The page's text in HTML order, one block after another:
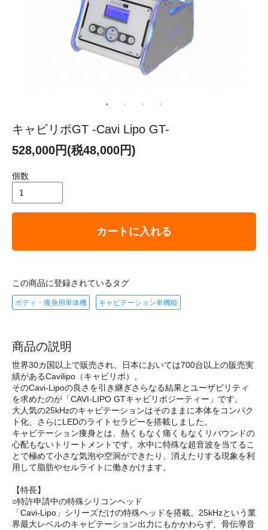
キャビリポGT -Cavi Lipo GT-
528,000円(税48,000円)
個数
カートに入れる
この商品に登録されているタグ
ボディ・痩身用単体機 キャビテーション単機能
商品の説明
世界30カ国以上で販売され、日本においては700台以上の販売実
績があるCavilipo（キャビリポ）。
そのCavi-Lipoの良さを引き継ぎさらなる結果とユーザビリティ
を求めたのが「CAVI-LIPO GTキャビリポジーティー」です。
大人気の25kHzのキャビテーションはそのままに本体をコンパク
ト化、さらにLEDのライトセラピーを搭載しました。
キャビテーション痩身とは、熱くもなく痛くもなくリバウンドの
心配もないトリートメントです。水中に特殊な超音波を当てるこ
とで極めて小さな気泡や空洞ができたり、消えたりする現象を利
用して脂肪やセルライトに働きかけます。
【特長】
○特許申請中の特殊シリコンヘッド
「Cavi-Lipo」シリーズだけの特殊ヘッドを搭載。25kHzという業
界最大レベルのキャビテーション出力にもかかわらず、骨伝導音